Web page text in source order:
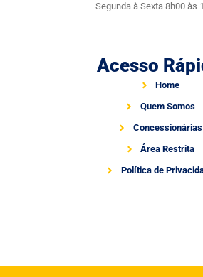
Segunda à Sexta 8h00 às
Acesso
Home
Quem Somos
Concessionárias
Área Restrita
Política de